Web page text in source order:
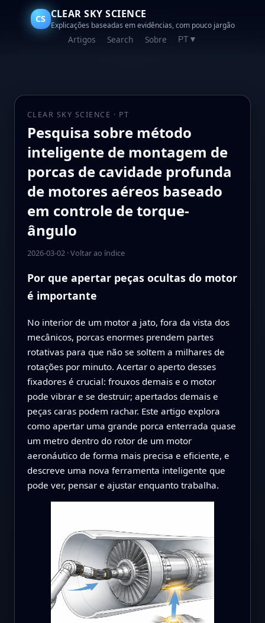
CS CLEAR SKY SCIENCE
Explicações baseadas em evidências, com pouco jargão
Artigos Search Sobre PT ▼
CLEAR SKY SCIENCE · PT
Pesquisa sobre método
inteligente de montagem de
porcas de cavidade profunda
de motores aéreos baseado
em controle de torque-
ângulo
2026-03-02·Voltar ao índice
Por que apertar peças ocultas do motor
é importante
No interior de um motor a jato, fora da vista dos
mecânicos, porcas enormes prendem partes
rotativas para que não se soltem a milhares de
rotações por minuto. Acertar o aperto desses
fixadores é crucial: frouxos demais e o motor
pode vibrar e se destruir; apertados demais e
peças caras podem rachar. Este artigo explora
como apertar uma grande porca enterrada quase
um metro dentro do rotor de um motor
aeronáutico de forma mais precisa e eficiente, e
descreve uma nova ferramenta inteligente que
pode ver, pensar e ajustar enquanto trabalha.